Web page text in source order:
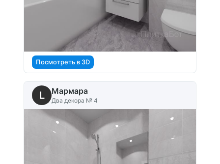
Посмотреть в 3D
L Мармара
Два декора № 4